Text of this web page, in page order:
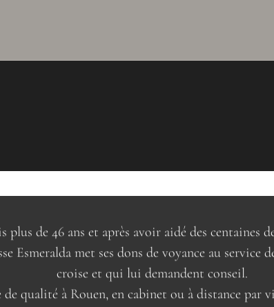
Esmeralda met ses dons de voyance au service de
croise et qui lui demandent conseil.
de qualité à Rouen, en cabinet ou à distance par
ou par téléphone au 06.11.46.41.89